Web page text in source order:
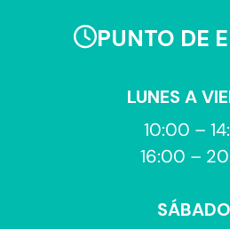
PUNTO DE
LUNES A
10:00 –
16:00 –